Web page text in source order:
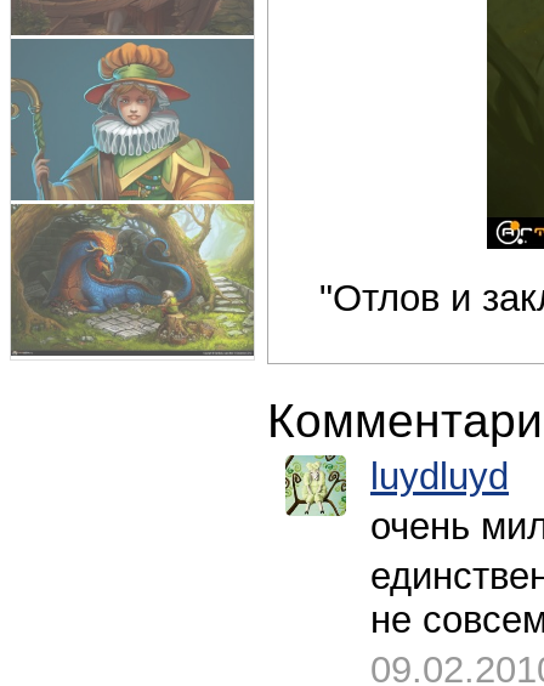
"Отлов и
luydluyd
очень
не